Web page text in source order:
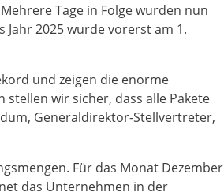
Tage in Folge wurden nun
2025 wurde vorerst am 1.
und zeigen die enorme
stellen wir sicher, dass alle Pakete
Generaldirektor-Stellvertreter,
Für das Monat Dezember
das Unternehmen in der